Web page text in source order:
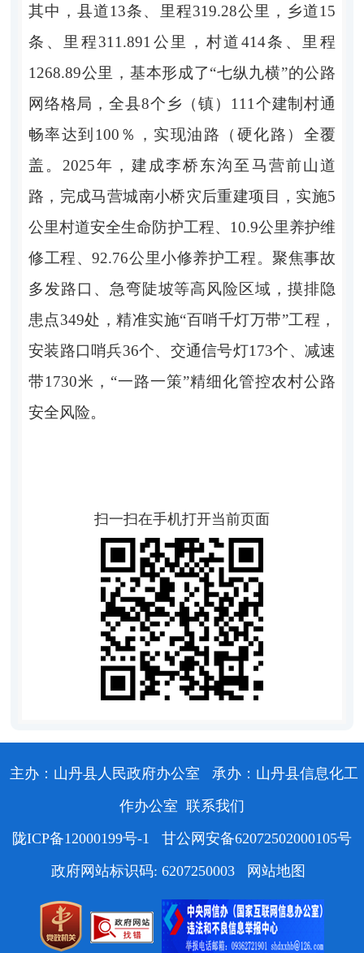
其中，县道13条、里程319.28公里，乡道15
条、里程311.891 公里，村道414条、里程
1268.89公里，基本形成了“七纵九横”的公路
网络格局，全县8个乡（镇） 111 个建制村通
畅率达到 100％
，实现油路（硬化路）全覆
盖。 2025年，建成李桥东沟至马营前山道
路，完成马营城南小桥灾后重建项目，实施5
公里村道安全生命防护工程、 10.9公里养护维
修工程、92.76公里小修养护工程。聚焦事故
多发路口、急弯陡坡等高风险区域，摸排隐
患点349处，精准实施“百哨千灯万带”工程，
安装路口哨兵36个、交通信号灯173个、减速
带1730米， “一路一策”精细化管控农村公路
安全风险。
扫一扫在手机打开当前页面
主办：山丹县人民政府办公室
承办：山丹县信息化工
作办公室 联系我们
陇ICP备12000199号-1
甘公网安备62072502000105号
政府网站标识码: 6207250003
网站地图